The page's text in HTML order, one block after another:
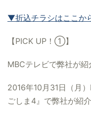
▼折込チラシはここか
【PICK UP！①】
MBCテレビで弊社が
2016年10月31日（月）
ごしま4』で弊社が紹